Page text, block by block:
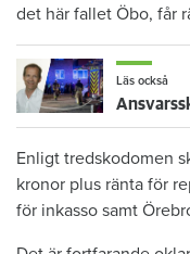
det här fallet Öbo, får
Läs också
Enligt tredskodomen
kronor plus ränta för
för inkasso samt